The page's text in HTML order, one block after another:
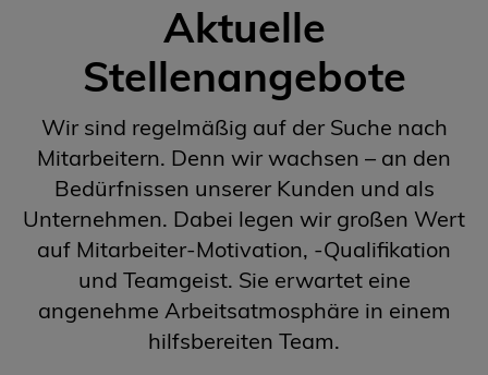
Aktuelle
Stellenangebote
Wir sind regelmäßig auf der Suche nach
Mitarbeitern. Denn wir wachsen – an den
Bedürfnissen unserer Kunden und als
Unternehmen. Dabei legen wir großen Wert
auf Mitarbeiter-Motivation, -Qualifikation
und Teamgeist. Sie erwartet eine
angenehme Arbeitsatmosphäre in einem
hilfsbereiten Team.